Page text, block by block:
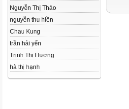
Nguyễn Thị Thảo
nguyễn thu hiền
Chau Kung
trần hải yến
Trịnh Thị Hương
hà thị hạnh